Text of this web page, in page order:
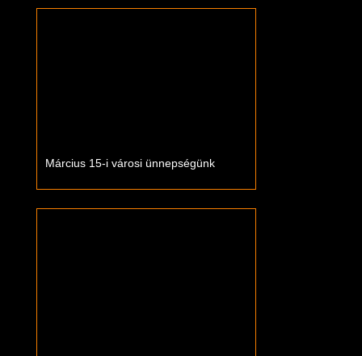
Március 15-i városi ünnepségünk